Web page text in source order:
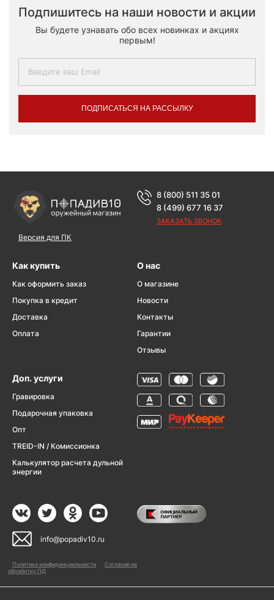
Подпишитесь на наши новости и акции
Вы будете узнавать обо всех новинках и акциях
первым!
ПОДПИСАТЬСЯ НА РАССЫЛКУ
Версия для ПК
8 (800) 511 35 01
8 (499) 677 16 37
ЗАКАЗАТЬ ЗВОНОК
Как купить
Как оформить заказ
Покупка в кредит
Доставка
Оплата
О нас
О магазине
Новости
Контакты
Гарантии
Отзывы
Доп. услуги
Гравировка
Подарочная упаковка
Опт
TREID-IN / Комиссионка
Калькулятор расчета дульной
энергии
info@popadiv10.ru
Политика конфиденциальности
Согласие на
обработку ПД